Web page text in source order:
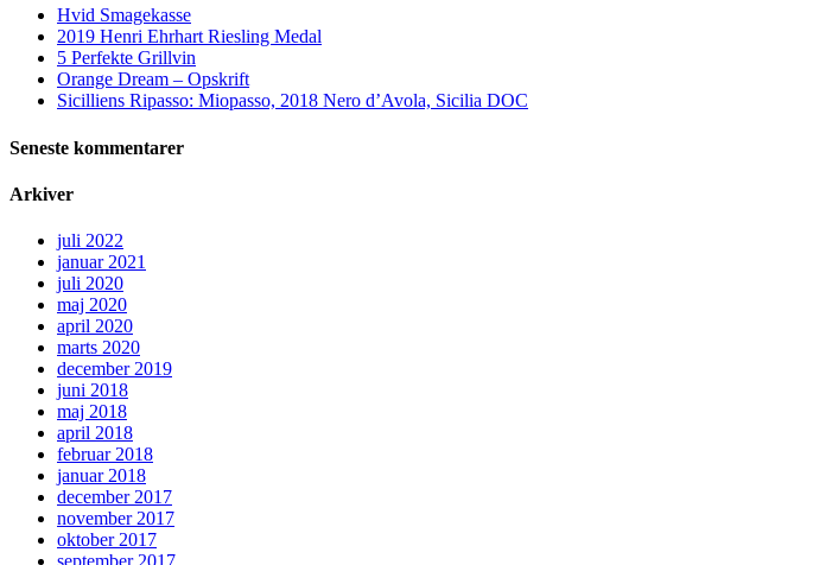
Hvid Smagekasse
2019 Henri Ehrhart Riesling Medal
5 Perfekte Grillvin
Orange Dream – Opskrift
Sicilliens Ripasso: Miopasso, 2018 Nero d’Avola, Sicilia DOC
Seneste kommentarer
Arkiver
juli 2022
januar 2021
juli 2020
maj 2020
april 2020
marts 2020
december 2019
juni 2018
maj 2018
april 2018
februar 2018
januar 2018
december 2017
november 2017
oktober 2017